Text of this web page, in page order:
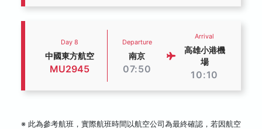
Day 8
中國東方航空
MU2945
Departure
南京
07:50
Arrival
高雄小港機
場
10:10
※ 此為參考航班，實際航班時間以航空公司為最終確認，若因航空